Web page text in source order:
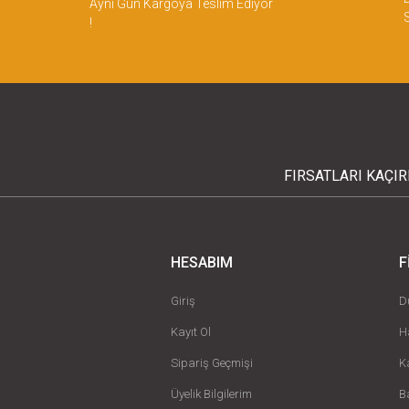
Aynı Gün Kargoya Teslim Ediyor
!
FIRSATLARI
HESABIM
Giriş
Kayıt Ol
Sipariş Geçmişi
Üyelik Bilgilerim